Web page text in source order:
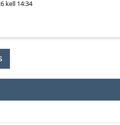
kell 14:34